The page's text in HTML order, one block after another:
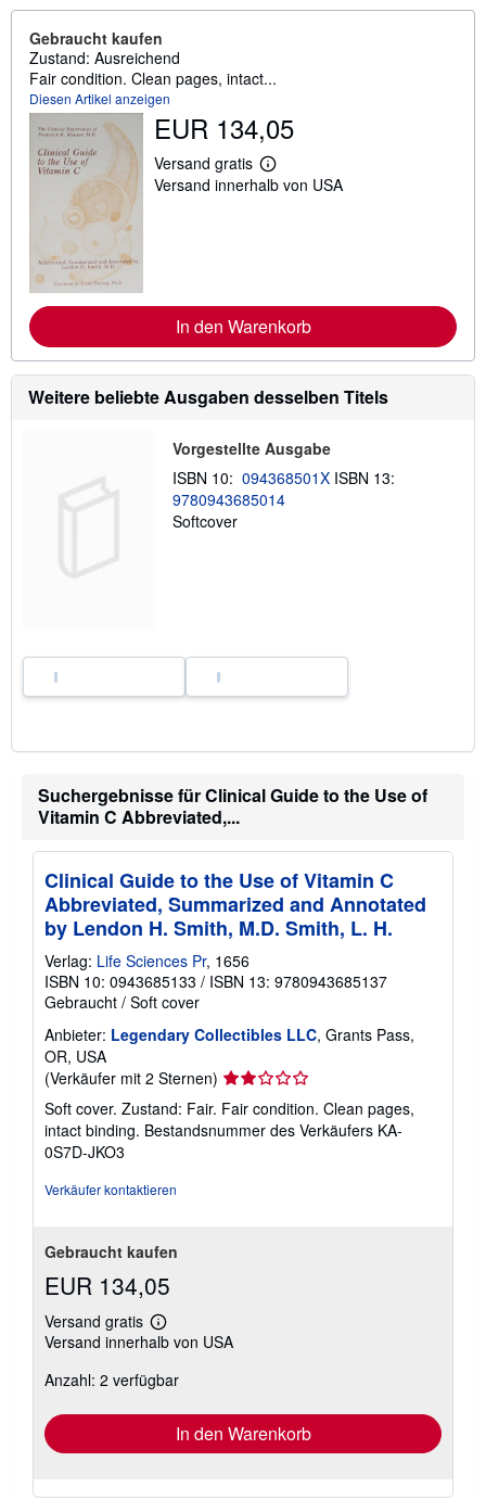
Gebraucht kaufen
Zustand: Ausreichend
Fair condition. Clean pages, intact...
Diesen Artikel anzeigen
EUR 134,05
Versand gratis
W
e
o
r
m
t
n
n
z
o
Versand innerhalb von USA
In den Warenkorb
Weitere beliebte Ausgaben desselben Titels
Vorgestellte Ausgabe
ISBN 10: 094368501X ISBN 13:
9780943685014
Softcover
Suchergebnisse für Clinical Guide to the Use of
Vitamin C Abbreviated,...
Clinical Guide to the Use of Vitamin C
Abbreviated, Summarized and Annotated
by Lendon H. Smith, M.D. Smith, L. H.
Verlag: Life Sciences Pr, 1656
ISBN 10: 0943685133 / ISBN 13: 9780943685137
Gebraucht / Soft cover
Anbieter: Legendary Collectibles LLC, Grants Pass,
OR, USA
(Verkäufer mit 2 Sternen) Verkäuferbewertung
2
von
5
Soft cover. Zustand: Fair. Fair condition. Clean pages,
intact binding. Bestandsnummer des Verkäufers KA-
0S7D-JKO3
Verkäufer kontaktieren
Gebraucht kaufen
EUR 134,05
Versand gratis
Weitere
Informationen
Versandkosten
Versand innerhalb von USA
Anzahl: 2 verfügbar
In den Warenkorb